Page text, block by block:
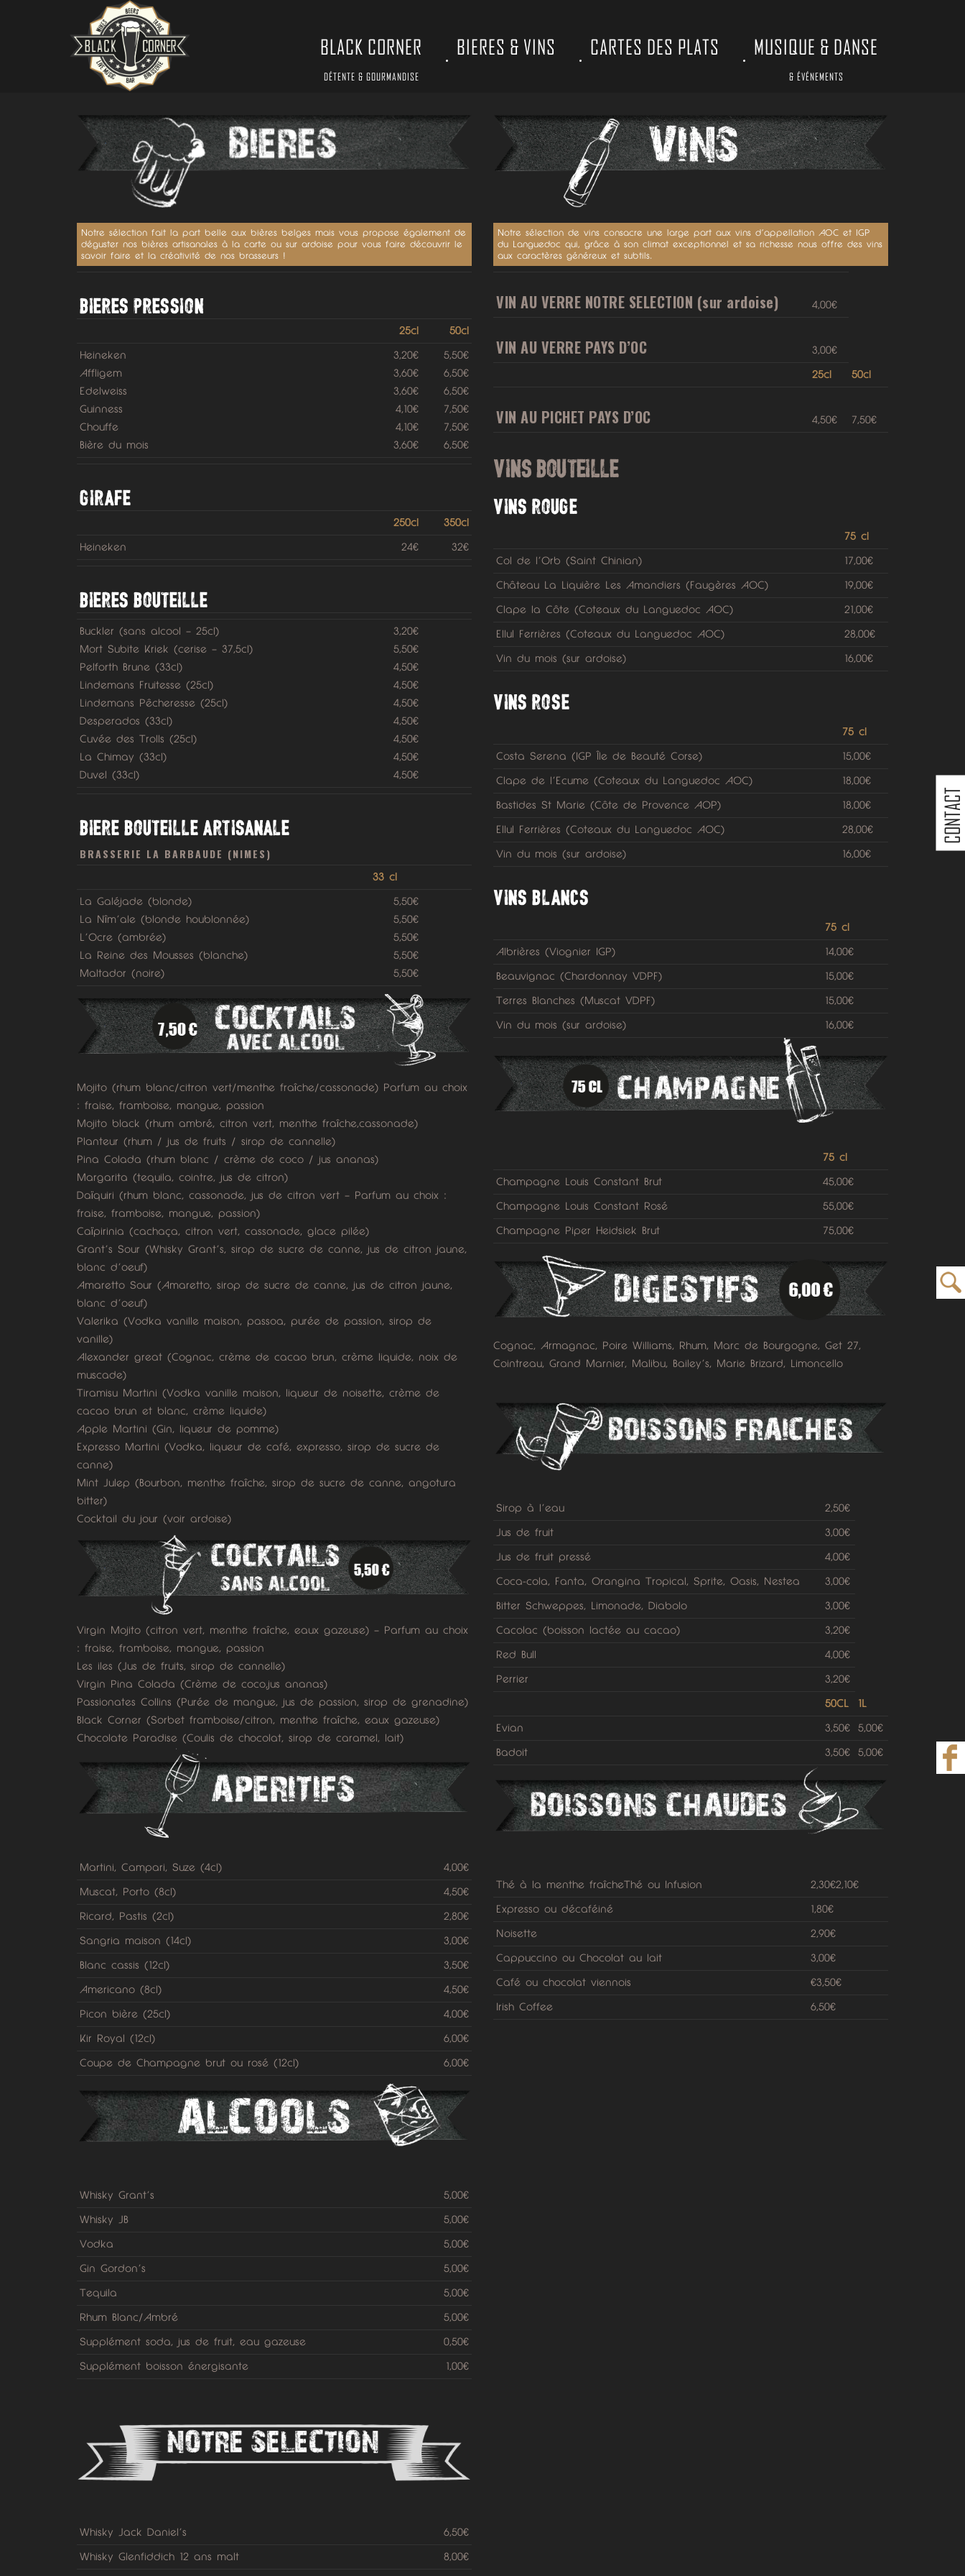
BLACK CORNER
DÉTENTE & GOURMANDISE
BIERES & VINS CARTES DES PLATS MUSIQUE & DANSE
& ÉVÉNEMENTS
CONTACT
Notre sélection fait la part belle aux bières belges mais vous propose également de
déguster nos bières artisanales à la carte ou sur ardoise pour vous faire découvrir le
savoir faire et la créativité de nos brasseurs !
BIERES PRESSION
25cl
50cl
Heineken
Affligem
Edelweiss
Guinness
Chouffe
Bière du mois
3,20€
3,60€
3,60€
4,10€
4,10€
3,60€
5,50€
6,50€
6,50€
7,50€
7,50€
6,50€
GIRAFE
250cl
350cl
Heineken
24€ 32€
BIERES BOUTEILLE
Buckler (sans alcool – 25cl)
Mort Subite Kriek (cerise – 37,5cl)
Pelforth Brune (33cl)
Lindemans Fruitesse (25cl)
Lindemans Pêcheresse (25cl)
Desperados (33cl)
Cuvée des Trolls (25cl)
La Chimay (33cl)
Duvel (33cl)
3,20€
5,50€
4,50€
4,50€
4,50€
4,50€
4,50€
4,50€
4,50€
BIERE BOUTEILLE ARTISANALE
BRASSERIE LA BARBAUDE (NIMES)
33 cl
La Galéjade (blonde)
La Nîm’ale (blonde houblonnée)
L’Ocre (ambrée)
La Reine des Mousses (blanche)
Maltador (noire)
5,50€
5,50€
5,50€
5,50€
5,50€
Mojito (rhum blanc/citron vert/menthe fraîche/cassonade) Parfum au choix
: fraise, framboise, mangue, passion
Mojito black (rhum ambré, citron vert, menthe fraîche,cassonade)
Planteur (rhum / jus de fruits / sirop de cannelle)
Pina Colada (rhum blanc / crème de coco / jus ananas)
Margarita (tequila, cointre, jus de citron)
Daïquiri (rhum blanc, cassonade, jus de citron vert – Parfum au choix :
fraise, framboise, mangue, passion)
Caïpirinia (cachaça, citron vert, cassonade, glace pilée)
Grant’s Sour (Whisky Grant’s, sirop de sucre de canne, jus de citron jaune,
blanc d’oeuf)
Amaretto Sour (Amaretto, sirop de sucre de canne, jus de citron jaune,
blanc d’oeuf)
Valerika (Vodka vanille maison, passoa, purée de passion, sirop de
vanille)
Alexander great (Cognac, crème de cacao brun, crème liquide, noix de
muscade)
Tiramisu Martini (Vodka vanille maison, liqueur de noisette, crème de
cacao brun et blanc, crème liquide)
Apple Martini (Gin, liqueur de pomme)
Expresso Martini (Vodka, liqueur de café, expresso, sirop de sucre de
canne)
Mint Julep (Bourbon, menthe fraîche, sirop de sucre de canne, angotura
bitter)
Cocktail du jour (voir ardoise)
Virgin Mojito (citron vert, menthe fraîche, eaux gazeuse) – Parfum au choix
: fraise, framboise, mangue, passion
Les iles (Jus de fruits, sirop de cannelle)
Virgin Pina Colada (Crème de coco,jus ananas)
Passionates Collins (Purée de mangue, jus de passion, sirop de grenadine)
Black Corner (Sorbet framboise/citron, menthe fraîche, eaux gazeuse)
Chocolate Paradise (Coulis de chocolat, sirop de caramel, lait)
Martini, Campari, Suze (4cl)
4,00€
Muscat, Porto (8cl)
4,50€
Ricard, Pastis (2cl)
2,80€
Sangria maison (14cl)
3,00€
Blanc cassis (12cl)
3,50€
Americano (8cl)
4,50€
Picon bière (25cl)
4,00€
Kir Royal (12cl)
6,00€
Coupe de Champagne brut ou rosé (12cl)
6,00€
Whisky Grant’s
5,00€
Whisky JB
5,00€
Vodka
5,00€
Gin Gordon’s
5,00€
Tequila
5,00€
Rhum Blanc/Ambré
5,00€
Supplément soda, jus de fruit, eau gazeuse
0,50€
Supplément boisson énergisante
1,00€
Whisky Jack Daniel’s
6,50€
Whisky Glenfiddich 12 ans malt
8,00€
Notre sélection de vins consacre une large part aux vins d’appellation AOC et IGP
du Languedoc qui, grâce à son climat exceptionnel et sa richesse nous offre des vins
aux caractères généreux et subtils.
VIN AU VERRE NOTRE SELECTION (sur ardoise) 4,00€
VIN AU VERRE PAYS D’OC
3,00€
25cl
50cl
VIN AU PICHET PAYS D’OC 4,50€ 7,50€
VINS BOUTEILLE
VINS ROUGE
75 cl
Col de l’Orb (Saint Chinian)
17,00€
Château La Liquière Les Amandiers (Faugères AOC)
19,00€
Clape la Côte (Coteaux du Languedoc AOC)
21,00€
Ellul Ferrières (Coteaux du Languedoc AOC)
28,00€
Vin du mois (sur ardoise)
16,00€
VINS ROSE
75 cl
Costa Serena (IGP Île de Beauté Corse)
15,00€
Clape de l’Ecume (Coteaux du Languedoc AOC)
18,00€
Bastides St Marie (Côte de Provence AOP)
18,00€
Ellul Ferrières (Coteaux du Languedoc AOC)
28,00€
Vin du mois (sur ardoise)
16,00€
VINS BLANCS
75 cl
Albrières (Viognier IGP)
14,00€
Beauvignac (Chardonnay VDPF)
15,00€
Terres Blanches (Muscat VDPF)
15,00€
Vin du mois (sur ardoise)
16,00€
75 cl
Champagne Louis Constant Brut
45,00€
Champagne Louis Constant Rosé
55,00€
Champagne Piper Heidsiek Brut
75,00€
Cognac, Armagnac, Poire Williams, Rhum, Marc de Bourgogne, Get 27,
Cointreau, Grand Marnier, Malibu, Bailey’s, Marie Brizard, Limoncello
Sirop à l’eau
2,50€
Jus de fruit
3,00€
Jus de fruit pressé
4,00€
Coca-cola, Fanta, Orangina Tropical, Sprite, Oasis, Nestea
3,00€
Bitter Schweppes, Limonade, Diabolo
3,00€
Cacolac (boisson lactée au cacao)
3,20€
Red Bull
4,00€
Perrier
3,20€
50CL
1L
Evian
3,50€
5,00€
Badoit
3,50€ 5,00€
Thé à la menthe fraîcheThé ou Infusion
2,30€2,10€
Expresso ou décaféiné
1,80€
Noisette
2,90€
Cappuccino ou Chocolat au lait
3,00€
Café ou chocolat viennois
€3,50€
Irish Coffee
6,50€